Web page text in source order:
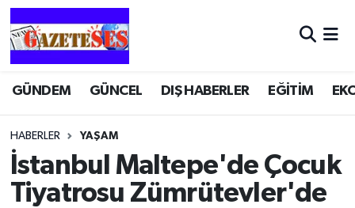
GÜNDEM GÜNCEL DIŞ HABERLER EĞİTİM
HABERLER YAŞAM
İstanbul Maltepe'de Çocuk
Tiyatrosu Zümrütevler'de